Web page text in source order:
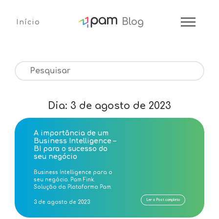
Início Blog
Dia: 3 de agosto de 2023
A importância de um
Business Intelligence –
BI para o sucesso do
seu negócio
Business Intelligence para o
seu negócio. Pam Fink.
Solução da Plataforma Pam.
3 de agosto de 2023 Ler o Post completo